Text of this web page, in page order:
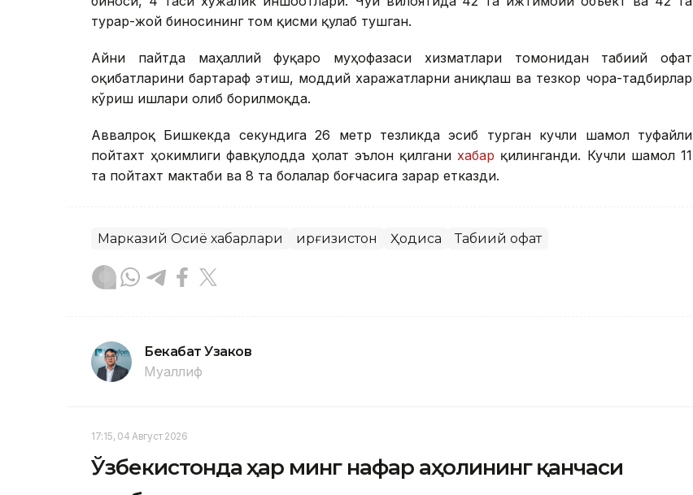
турар-жой биносининг том қисми қулаб тушган.
Айни пайтда маҳаллий фуқаро муҳофазаси хизматлари томонидан табиий офат
оқибатларини бартараф этиш, моддий харажатларни аниқлаш ва тезкор чора-тадбирлар
кўриш ишлари олиб борилмоқда.
Аввалроқ Бишкекда секундига 26 метр тезликда эсиб турган кучли шамол туфайли
пойтахт ҳокимлиги фавқулодда ҳолат эълон қилгани хабар қилинганди. Кучли шамол 11
та пойтахт мактаби ва 8 та болалар боғчасига зарар етказди.
Марказий Осиё хабарлари Қирғизистон Ҳодиса Табиий офат
Бекабат Узаков
Муаллиф
17:15, 04 Август 2026
Ўзбекистонда ҳар минг нафар аҳолининг қанчаси